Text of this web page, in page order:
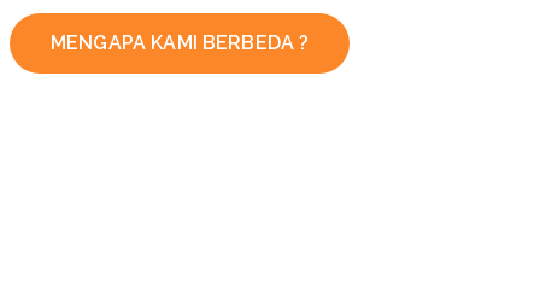
MENGAPA KAMI BERBEDA ?